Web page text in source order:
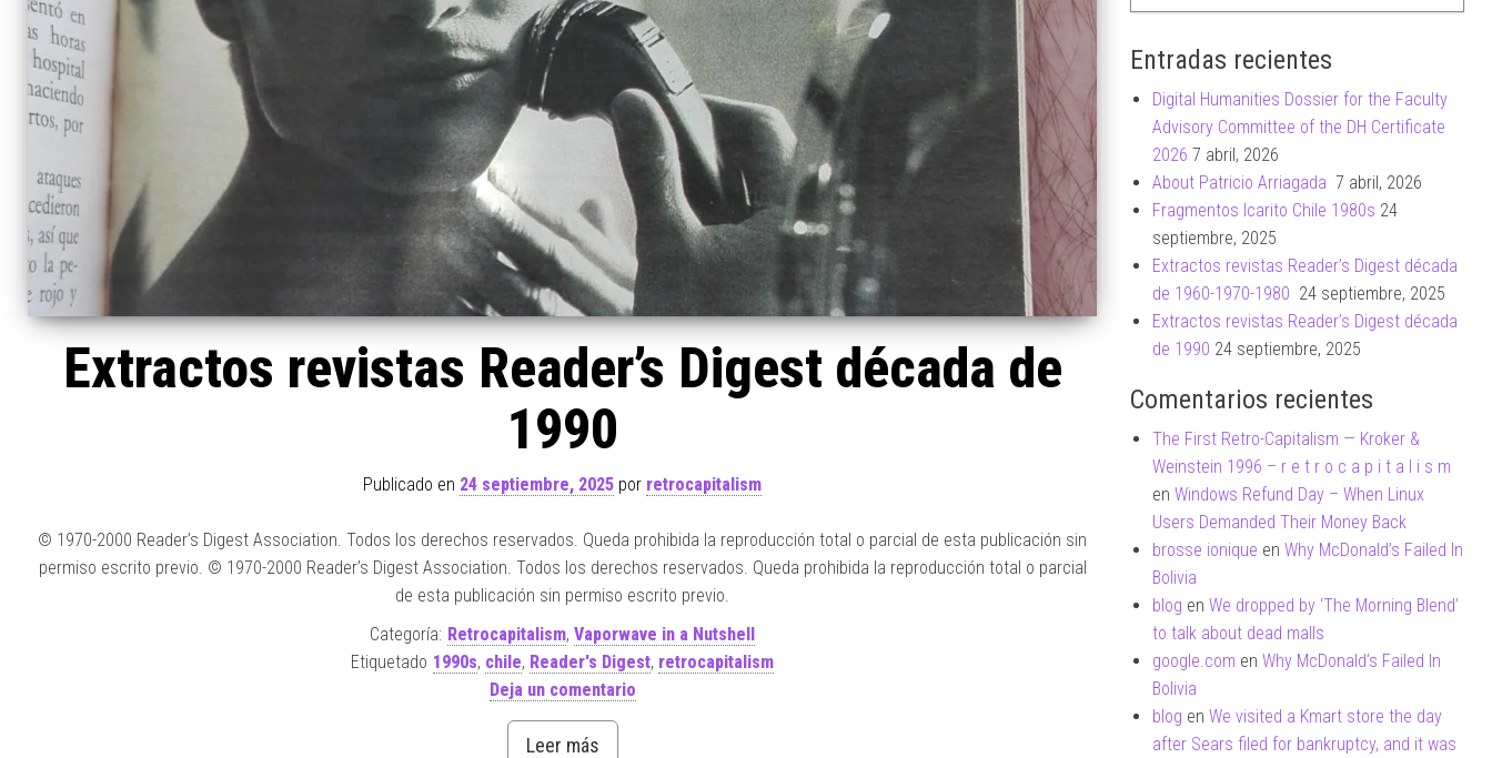
Extractos revistas Reader’s Digest década de
1990
Publicado en 24 septiembre, 2025 por retrocapitalism
© 1970-2000 Reader’s Digest Association. Todos los derechos reservados. Queda prohibida la reproducción total o parcial de esta publicación sin
permiso escrito previo. © 1970-2000 Reader’s Digest Association. Todos los derechos reservados. Queda prohibida la reproducción total o parcial
de esta publicación sin permiso escrito previo.
Categoría: Retrocapitalism, Vaporwave in a Nutshell
Etiquetado 1990s, chile, Reader's Digest, retrocapitalism
Deja un comentario
Leer más
Entradas recientes
Digital Humanities Dossier for the Faculty
Advisory Committee of the DH Certificate
2026 7 abril, 2026
About Patricio Arriagada 7 abril, 2026
Fragmentos Icarito Chile 1980s 24
septiembre, 2025
Extractos revistas Reader’s Digest década
de 1960-1970-1980 24 septiembre, 2025
Extractos revistas Reader’s Digest década
de 1990 24 septiembre, 2025
Comentarios recientes
The First Retro-Capitalism — Kroker &
Weinstein 1996 – r e t r o c a p i t a l i s m
en Windows Refund Day – When Linux
Users Demanded Their Money Back
brosse ionique en Why McDonald’s Failed In
Bolivia
blog en We dropped by ‘The Morning Blend’
to talk about dead malls
google.com en Why McDonald’s Failed In
Bolivia
blog en We visited a Kmart store the day
after Sears filed for bankruptcy, and it was